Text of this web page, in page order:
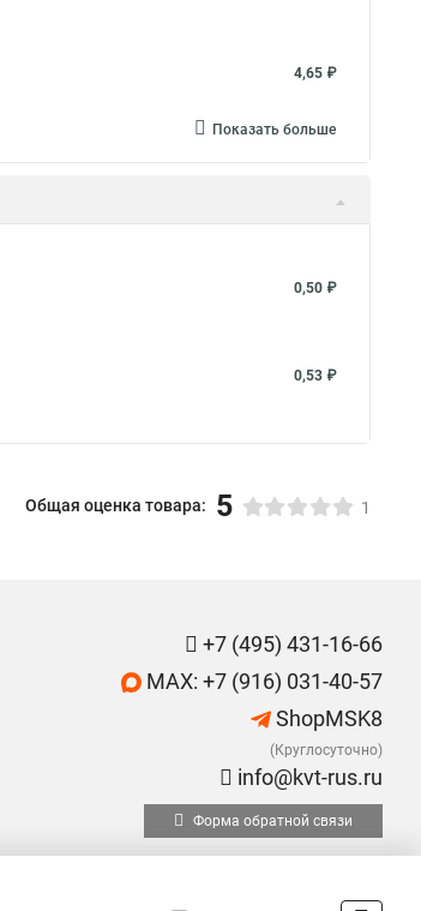
4,65 ₽
Показать больше
0,50 ₽
0,53 ₽
Общая оценка товара: 5 1
+7 (495) 431-16-66
MAX: +7 (916) 031-40-57
ShopMSK8
(Круглосуточно)
info@kvt-rus.ru
Форма обратной связи